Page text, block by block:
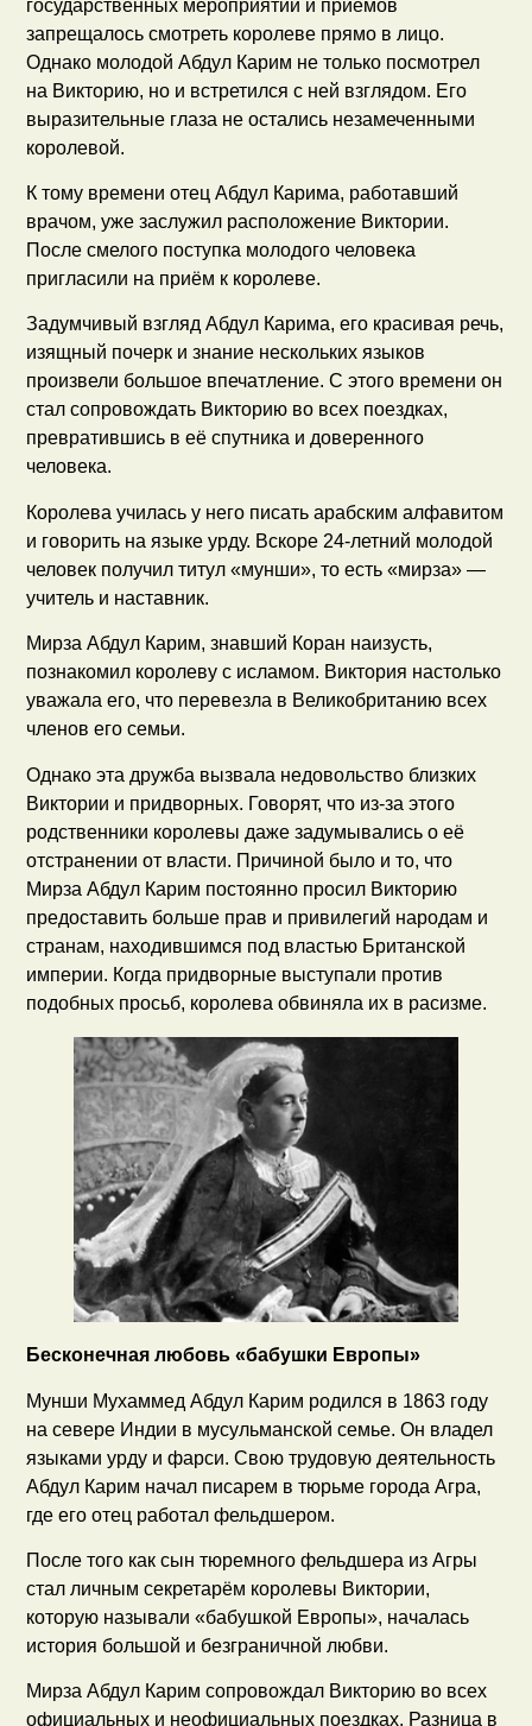
государственных мероприятий и приёмов
запрещалось смотреть королеве прямо в лицо.
Однако молодой Абдул Карим не только посмотрел
на Викторию, но и встретился с ней взглядом. Его
выразительные глаза не остались незамеченными
королевой.
К тому времени отец Абдул Карима, работавший
врачом, уже заслужил расположение Виктории.
После смелого поступка молодого человека
пригласили на приём к королеве.
Задумчивый взгляд Абдул Карима, его красивая речь,
изящный почерк и знание нескольких языков
произвели большое впечатление. С этого времени он
стал сопровождать Викторию во всех поездках,
превратившись в её спутника и доверенного
человека.
Королева училась у него писать арабским алфавитом
и говорить на языке урду. Вскоре 24-летний молодой
человек получил титул «мунши», то есть «мирза» —
учитель и наставник.
Мирза Абдул Карим, знавший Коран наизусть,
познакомил королеву с исламом. Виктория настолько
уважала его, что перевезла в Великобританию всех
членов его семьи.
Однако эта дружба вызвала недовольство близких
Виктории и придворных. Говорят, что из-за этого
родственники королевы даже задумывались о её
отстранении от власти. Причиной было и то, что
Мирза Абдул Карим постоянно просил Викторию
предоставить больше прав и привилегий народам и
странам, находившимся под властью Британской
империи. Когда придворные выступали против
подобных просьб, королева обвиняла их в расизме.
Бесконечная любовь «бабушки Европы»
Мунши Мухаммед Абдул Карим родился в 1863 году
на севере Индии в мусульманской семье. Он владел
языками урду и фарси. Свою трудовую деятельность
Абдул Карим начал писарем в тюрьме города Агра,
где его отец работал фельдшером.
После того как сын тюремного фельдшера из Агры
стал личным секретарём королевы Виктории,
которую называли «бабушкой Европы», началась
история большой и безграничной любви.
Мирза Абдул Карим сопровождал Викторию во всех
официальных и неофициальных поездках. Разница в